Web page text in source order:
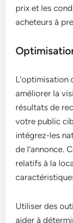
prix et les
acheteurs à
L’optimisation
améliorer la
résultats de
votre public
intégrez-les
de l’annonce.
relatifs à la
Utiliser des
aider à